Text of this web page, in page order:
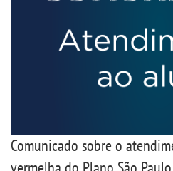
IMPRENSA
TRABALHE CONOSCO
Comunicado sobre o